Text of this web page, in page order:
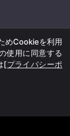
めCookieを利用
使用に同意する
[プライバシーポ